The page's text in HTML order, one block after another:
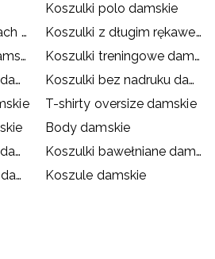
Koszulki polo damskie
Koszulki na ramiączkach damskie
Koszulki z długim rękawem damskie
Koszulki rowerowe damskie
Koszulki treningowe damskie
Koszulki z nadrukiem damskie
Koszulki bez nadruku damskie
T-shirty oversize damskie
Body damskie
Koszulki bezszwowe damskie
Koszulki bawełniane damskie
Koszulki do pływania damskie
Koszule damskie